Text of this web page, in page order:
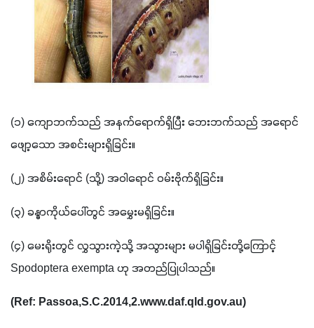
(၁) ကျောဘက်သည် အနက်ရောက်ရှိပြီး ဘေးဘက်သည် အရောင်
ဖျော့သော အစင်းများရှိခြင်း။
(၂) အစိမ်းရောင် (သို့) အဝါရောင် ဝမ်းဗိုက်ရှိခြင်း။
(၃) ခန္ဓာကိုယ်ပေါ်တွင် အမွှေးမရှိခြင်း။
(၄) မေးရိုးတွင် လွှသွားကဲ့သို့ အသွားများ မပါရှိခြင်းတို့ကြောင့်
Spodoptera exempta ဟု အတည်ပြုပါသည်။
(Ref: Passoa,S.C.2014,2.www.daf.qld.gov.au)